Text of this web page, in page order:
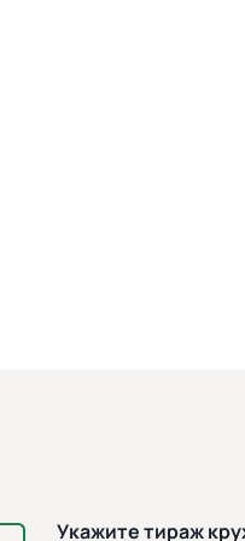
Укажите тираж